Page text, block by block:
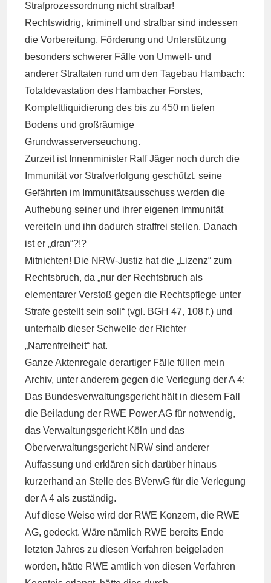
Strafprozessordnung nicht strafbar!
Rechtswidrig, kriminell und strafbar sind indessen
die Vorbereitung, Förderung und Unterstützung
besonders schwerer Fälle von Umwelt- und
anderer Straftaten rund um den Tagebau Hambach:
Totaldevastation des Hambacher Forstes,
Komplettliquidierung des bis zu 450 m tiefen
Bodens und großräumige
Grundwasserverseuchung.
Zurzeit ist Innenminister Ralf Jäger noch durch die
Immunität vor Strafverfolgung geschützt, seine
Gefährten im Immunitätsausschuss werden die
Aufhebung seiner und ihrer eigenen Immunität
vereiteln und ihn dadurch straffrei stellen. Danach
ist er „dran“?!?
Mitnichten! Die NRW-Justiz hat die „Lizenz“ zum
Rechtsbruch, da „nur der Rechtsbruch als
elementarer Verstoß gegen die Rechtspflege unter
Strafe gestellt sein soll“ (vgl. BGH 47, 108 f.) und
unterhalb dieser Schwelle der Richter
„Narrenfreiheit“ hat.
Ganze Aktenregale derartiger Fälle füllen mein
Archiv, unter anderem gegen die Verlegung der A 4:
Das Bundesverwaltungsgericht hält in diesem Fall
die Beiladung der RWE Power AG für notwendig,
das Verwaltungsgericht Köln und das
Oberverwaltungsgericht NRW sind anderer
Auffassung und erklären sich darüber hinaus
kurzerhand an Stelle des BVerwG für die Verlegung
der A 4 als zuständig.
Auf diese Weise wird der RWE Konzern, die RWE
AG, gedeckt. Wäre nämlich RWE bereits Ende
letzten Jahres zu diesen Verfahren beigeladen
worden, hätte RWE amtlich von diesen Verfahren